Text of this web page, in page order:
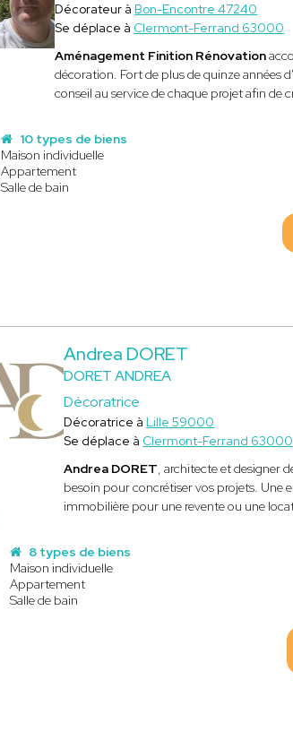
Décorateur à Bon-Encontre 47240
Se déplace à Clermont-Ferrand 63000
Aménagement Finition Rénovation
décoration. Fort de plus de quinze années
conseil au service de chaque projet afin de
10 types de biens
Maison individuelle
Appartement
Salle de bain
Andrea DORET
DORET ANDREA
Décoratrice
Décoratrice à Lille 59000
Se déplace à Clermont-Ferrand 63000
Andrea DORET, architecte et designer
besoin pour concrétiser vos projets. Une
immobilière pour une revente ou une
8 types de biens
Maison individuelle
Appartement
Salle de bain